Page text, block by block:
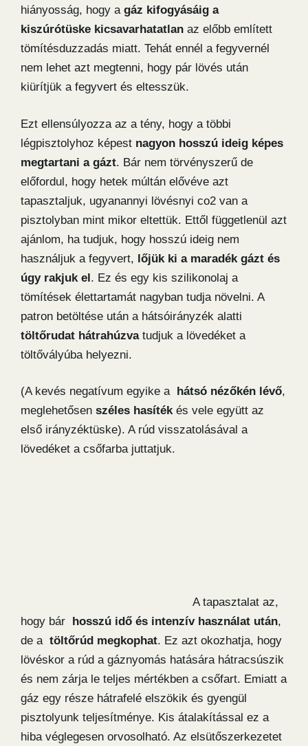
hiányosság, hogy a gáz kifogyásáig a
kiszúrótüske kicsavarhatatlan az előbb említett
tömítésduzzadás miatt. Tehát ennél a fegyvernél
nem lehet azt megtenni, hogy pár lövés után
kiürítjük a fegyvert és eltesszük.
Ezt ellensúlyozza az a tény, hogy a többi
légpisztolyhoz képest nagyon hosszú ideig képes
megtartani a gázt. Bár nem törvényszerű de
előfordul, hogy hetek múltán elővéve azt
tapasztaljuk, ugyanannyi lövésnyi co2 van a
pisztolyban mint mikor eltettük. Ettől függetlenül azt
ajánlom, ha tudjuk, hogy hosszú ideig nem
használjuk a fegyvert, lőjük ki a maradék gázt és
úgy rakjuk el. Ez és egy kis szilikonolaj a
tömítések élettartamát nagyban tudja növelni. A
patron betöltése után a hátsóirányzék alatti
töltőrudat hátrahúzvatudjuk a lövedéket a
töltővályúba helyezni.
(A kevés negatívum egyike a hátsó nézőkén lévő,
meglehetősen széles hasítékés vele együtt az
első irányzéktüske). A rúd visszatolásával a
lövedéket a csőfarba juttatjuk.
A tapasztalat az,
hogy bár hosszú idő és intenzív használat után,
de a töltőrúd megkophat. Ez azt okozhatja, hogy
lövéskor a rúd a gáznyomás hatására hátracsúszik
és nem zárja le teljes mértékben a csőfart. Emiatt a
gáz egy része hátrafelé elszökik és gyengül
pisztolyunk teljesítménye. Kis átalakítással ez a
hiba véglegesen orvosolható. Az elsütőszerkezetet